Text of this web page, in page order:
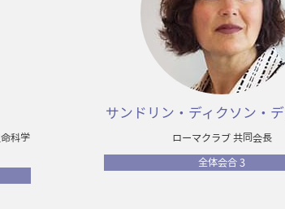
科学
サンドリン・ディクソン・
ローマクラブ 共同会長
全体会合 3